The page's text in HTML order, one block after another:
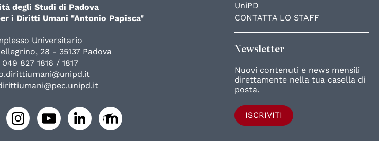
UniPD
CONTATTA LO STAFF
Newsletter
Nuovi contenuti e news mensili
direttamente nella tua casella di
posta.
ISCRIVITI
degli Studi di Padova
i Diritti Umani "Antonio Papisca"
Universitario
28 - 35137 Padova
049 827 1816 / 1817